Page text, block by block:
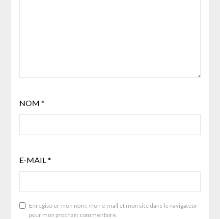
NOM *
E-MAIL *
Enregistrer mon nom, mon e-mail et mon site dans le navigateur
pour mon prochain commentaire.